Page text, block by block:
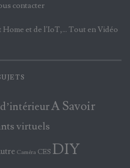
contacter
et de l'IoT,... Tout en Vidéo
A Savoir
virtuels
Caméra CES DIY